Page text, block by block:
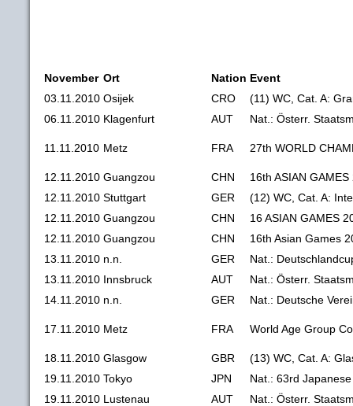
November Ort Nation Event
03.11.2010 Osijek CRO
(11) WC, Cat. A:
06.11.2010 Klagenfurt AUT Nat.: Österr.
11.11.2010 Metz FRA 27th WORLD
12.11.2010 Guangzou CHN
16th ASIAN GAMES
12.11.2010 Stuttgart GER
(12) WC, Cat. A:
12.11.2010 Guangzou CHN
16 ASIAN GAMES
12.11.2010 Guangzou CHN
16th Asian Games
13.11.2010 n.n. GER
Nat.:
13.11.2010 Innsbruck AUT
Nat.: Österr.
14.11.2010 n.n. GER Nat.: Deutsche
17.11.2010 Metz FRA World Age Group
18.11.2010 Glasgow GBR
(13) WC, Cat. A:
19.11.2010 Tokyo JPN
Nat.: 63rd
19.11.2010 Lustenau AUT Nat.: Österr.